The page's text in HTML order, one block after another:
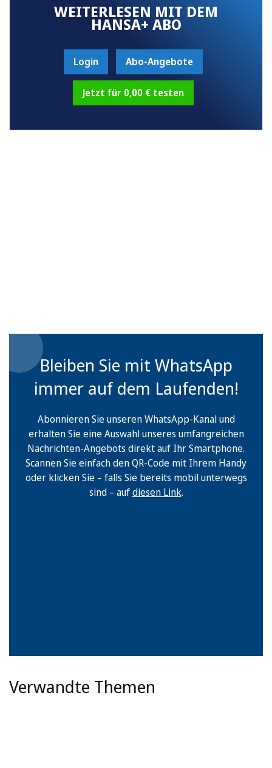
WEITERLESEN MIT DEM
HANSA+ ABO
Login Abo-Angebote
Jetzt für 0,00 € testen
Bleiben Sie mit WhatsApp
immer auf dem Laufenden!
Abonnieren Sie unseren WhatsApp-Kanal und
erhalten Sie eine Auswahl unseres umfangreichen
Nachrichten-Angebots direkt auf Ihr Smartphone.
Scannen Sie einfach den QR-Code mit Ihrem Handy
oder klicken Sie – falls Sie bereits mobil unterwegs
sind – aufdiesen Link.
Verwandte Themen